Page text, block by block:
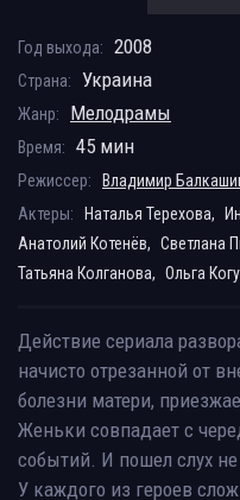
Год выхода: 2008
Страна: Украина
Жанр: Мелодрамы
Время: 45 мин
Режиссер: Владимир
Актеры:
Наталья Терехова,
Анатолий Котенёв, Светлана
Татьяна Колганова, Ольга
Действие сериала
начисто отрезанной от
болезни матери,
Женьки совпадает с
событий. И пошел слух
У каждого из героев